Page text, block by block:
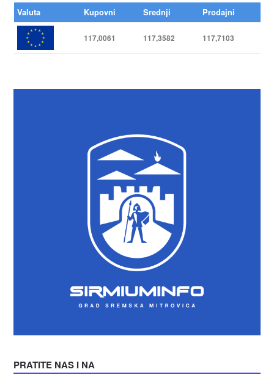
Valuta Kupovni Srednji Prodajni
117,0061 117,3582 117,7103
PRATITE NAS I NA